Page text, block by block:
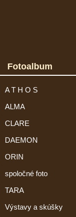
Fotoalbum
A T H O S
ALMA
CLARE
DAEMON
ORIN
spoločné foto
TARA
Výstavy a skúšky